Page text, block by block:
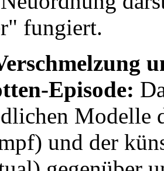
fungiert.
Episode:
Modelle
und der